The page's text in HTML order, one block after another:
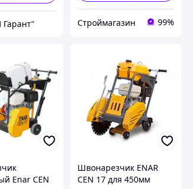
Строймагазин 99%
Enar CEN
Швонарезчик ENAR
CEN 17 для 450мм